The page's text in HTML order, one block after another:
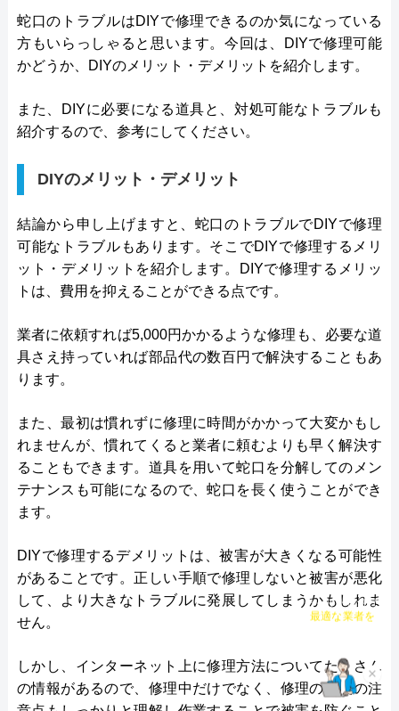
ヤタベ設備がおすすめの理由
す。水まわりの修理や住宅設備の取り換え、内装、
外装の各種リフォームに対応。
いる信頼性が高い業者であれば、安心して蛇口交
換・修理を任せられます。毎日使う水まわりの設備
にトラブルが生じると生活に支障をきたしてしまい
ます。ヤタベ設備は、利用者から連絡を受けると即
日修理を実施。迅速かつ丁寧にトラブル解消を目指
ホームページには施工事例が豊富に掲載されている
ので、参考になります。問い合わせは電話とWEBに
対応。営業時間は朝8時から夕方5時までです。修理
業務の依頼だけではなく、気になることは何でも相
談可能です。
公式サイトで
今すぐ電話で相談する
0283-07-0470
蛇口のトラブルはDIYで修理できるのか気になっている
方もいらっしゃると思います。今回は、DIYで修理可能
かどうか、DIYのメリット・デメリットを紹介します。
また、DIYに必要になる道具と、対処可能なトラブルも
紹介するので、参考にしてください。
DIYのメリット・デメリット
結論から申し上げますと、蛇口のトラブルでDIYで修理
可能なトラブルもあります。そこでDIYで修理するメリ
ット・デメリットを紹介します。DIYで修理するメリッ
トは、費用を抑えることができる点です。
業者に依頼すれば5,000円かかるような修理も、必要な道
具さえ持っていれば部品代の数百円で解決することもあ
ります。
また、最初は慣れずに修理に時間がかかって大変かもし
れませんが、慣れてくると業者に頼むよりも早く解決す
ることもできます。道具を用いて蛇口を分解してのメン
テナンスも可能になるので、蛇口を長く使うことができ
ます。
DIYで修理するデメリットは、被害が大きくなる可能性
があることです。正しい手順で修理しないと被害が悪化
して、より大きなトラブルに発展してしまうかもしれま
せん。
しかし、インターネット上に修理方法についてたくさん
の情報があるので、修理中だけでなく、修理の前後の注
×
チャット診断で
最適な業者を